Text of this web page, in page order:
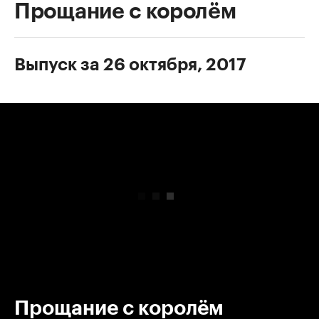
Прощание с королём
Выпуск за 26 октября, 2017
Прощание с королём